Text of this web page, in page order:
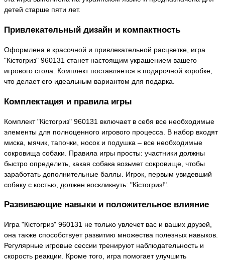
детей старше пяти лет.
Привлекательный дизайн и компактность
Оформлена в красочной и привлекательной расцветке, игра
"Кістогриз" 960131 станет настоящим украшением вашего
игрового стола. Комплект поставляется в подарочной коробке,
что делает его идеальным вариантом для подарка.
Комплектация и правила игры
Комплект "Кістогриз" 960131 включает в себя все необходимые
элементы для полноценного игрового процесса. В набор входят
миска, мячик, тапочки, носок и подушка – все необходимые
сокровища собаки. Правила игры просты: участники должны
быстро определить, какая собака возьмет сокровище, чтобы
заработать дополнительные баллы. Игрок, первым увидевший
собаку с костью, должен воскликнуть: "Кістогриз!".
Развивающие навыки и положительное влияние
Игра "Кістогриз" 960131 не только увлечет вас и ваших друзей,
она также способствует развитию множества полезных навыков.
Регулярные игровые сессии тренируют наблюдательность и
скорость реакции. Кроме того, игра помогает улучшить